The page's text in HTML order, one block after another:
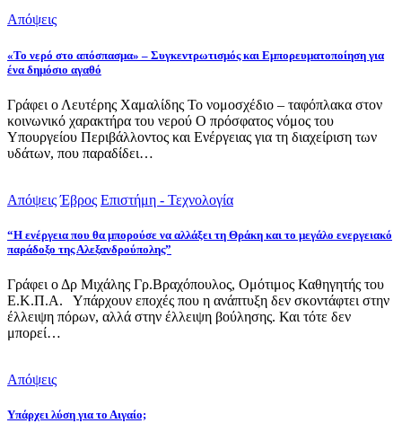
Απόψεις
«Το νερό στο απόσπασμα» – Συγκεντρωτισμός και Εμπορευματοποίηση για
ένα δημόσιο αγαθό
Γράφει ο Λευτέρης Χαμαλίδης Το νομοσχέδιο – ταφόπλακα στον
κοινωνικό χαρακτήρα του νερού Ο πρόσφατος νόμος του
Υπουργείου Περιβάλλοντος και Ενέργειας για τη διαχείριση των
υδάτων, που παραδίδει…
Απόψεις Έβρος Επιστήμη - Τεχνολογία
“Η ενέργεια που θα μπορούσε να αλλάξει τη Θράκη και το μεγάλο ενεργειακό
παράδοξο της Αλεξανδρούπολης”
Γράφει ο Δρ Μιχάλης Γρ.Βραχόπουλος, Ομότιμος Καθηγητής του
Ε.Κ.Π.Α. Υπάρχουν εποχές που η ανάπτυξη δεν σκοντάφτει στην
έλλειψη πόρων, αλλά στην έλλειψη βούλησης. Και τότε δεν
μπορεί…
Απόψεις
Υπάρχει λύση για το Αιγαίο;